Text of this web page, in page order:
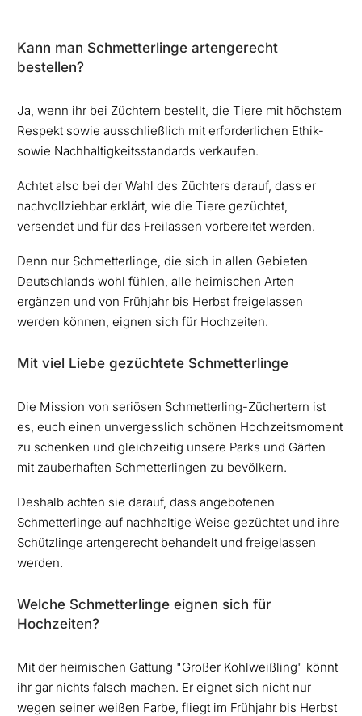
Kann man Schmetterlinge artengerecht
bestellen?
Ja, wenn ihr bei Züchtern bestellt, die Tiere mit höchstem
Respekt sowie ausschließlich mit erforderlichen Ethik-
sowie Nachhaltigkeitsstandards verkaufen.
Achtet also bei der Wahl des Züchters darauf, dass er
nachvollziehbar erklärt, wie die Tiere gezüchtet,
versendet und für das Freilassen vorbereitet werden.
Denn nur Schmetterlinge, die sich in allen Gebieten
Deutschlands wohl fühlen, alle heimischen Arten
ergänzen und von Frühjahr bis Herbst freigelassen
werden können, eignen sich für Hochzeiten.
Mit viel Liebe gezüchtete Schmetterlinge
Die Mission von seriösen Schmetterling-Züchertern ist
es, euch einen unvergesslich schönen Hochzeitsmoment
zu schenken und gleichzeitig unsere Parks und Gärten
mit zauberhaften Schmetterlingen zu bevölkern.
Deshalb achten sie darauf, dass angebotenen
Schmetterlinge auf nachhaltige Weise gezüchtet und ihre
Schützlinge artengerecht behandelt und freigelassen
werden.
Welche Schmetterlinge eignen sich für
Hochzeiten?
Mit der heimischen Gattung "Großer Kohlweißling" könnt
ihr gar nichts falsch machen. Er eignet sich nicht nur
wegen seiner weißen Farbe, fliegt im Frühjahr bis Herbst